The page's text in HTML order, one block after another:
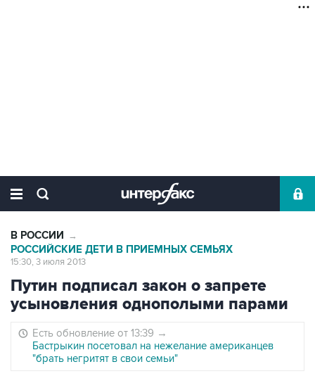
В РОССИИ →
РОССИЙСКИЕ ДЕТИ В ПРИЕМНЫХ СЕМЬЯХ
15:30, 3 июля 2013
Путин подписал закон о запрете
усыновления однополыми парами
Есть обновление от 13:39 →
Бастрыкин посетовал на нежелание американцев
"брать негритят в свои семьи"